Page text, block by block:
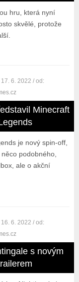
hru, která nyní
skvělé, protože
17. 6. 2022 / od:
Minecraft
je nový spin-off,
podobného,
ale o akční
16. 6. 2022 / od:
s novým